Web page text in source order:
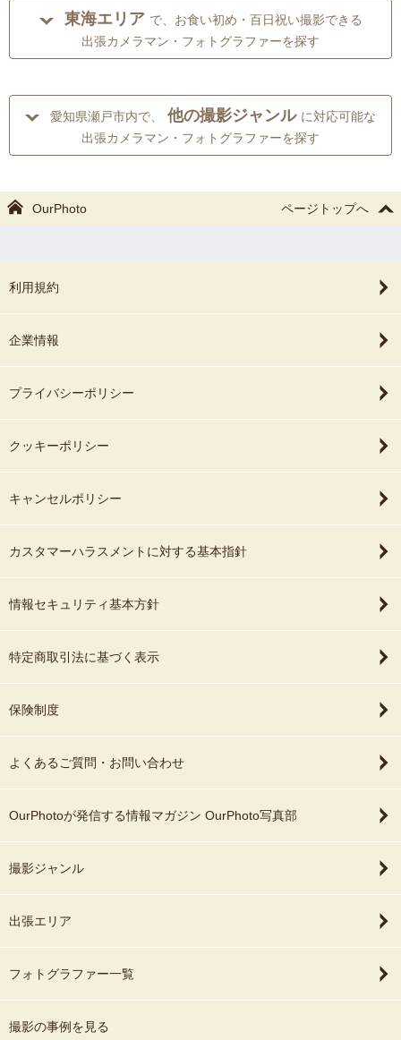
東海エリア で、お食い初め・百日祝い撮影できる
出張カメラマン・フォトグラファーを探す
愛知県瀬戸市内で、 他の撮影ジャンル に対応可能な
出張カメラマン・フォトグラファーを探す
OurPhoto ページトップへ
利用規約
企業情報
プライバシーポリシー
クッキーポリシー
キャンセルポリシー
カスタマーハラスメントに対する基本指針
情報セキュリティ基本方針
特定商取引法に基づく表示
保険制度
よくあるご質問・お問い合わせ
OurPhotoが発信する情報マガジン OurPhoto写真部
撮影ジャンル
出張エリア
フォトグラファー一覧
撮影の事例を見る